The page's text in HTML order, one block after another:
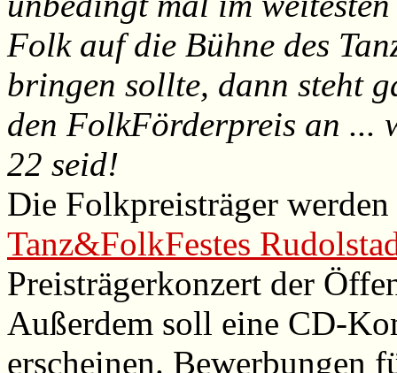
Folk auf die Bühne des
bringen sollte, dann steht
den FolkFörderpreis an ...
22 seid!
Die Folkpreisträger
Tanz&FolkFestes
Preisträgerkonzert der
Außerdem soll eine CD-
erscheinen. Bewerbungen